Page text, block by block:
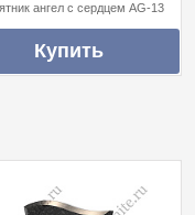
ангел с сердцем AG-13